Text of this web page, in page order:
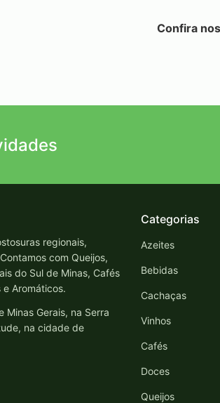
Confira
regionais,
com Queijos,
do Sul de Minas, Cafés
Aromáticos.
Minas Gerais, na Serra
na cidade de
Categorias
Azeites
Bebidas
Cachaças
Vinhos
Cafés
Doces
Queijos